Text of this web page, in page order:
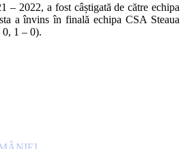
– 2022, a fost câștigată de către echipa
a învins în finală echipa CSA Steaua
1 – 0).